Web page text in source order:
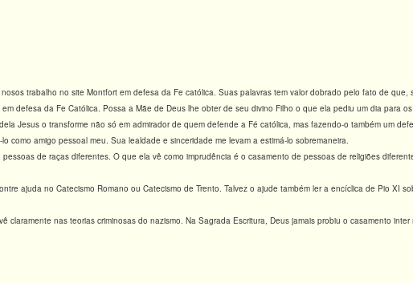
trabalho no site Montfort em defesa da Fe católica. Suas palavras tem valor dobrado pelo fato de que,
defesa da Fe Católica. Possa a Mãe de Deus lhe obter de seu divino Filho o que ela pediu um dia para
Jesus o transforme não só em admirador de quem defende a Fé católica, mas fazendo-o também um
como amigo pessoal meu. Sua lealdade e sinceridade me levam a estimá-lo sobremaneira.
de raças diferentes. O que ela vê como imprudência é o casamento de pessoas de religiões
ajuda no Catecismo Romano ou Catecismo de Trento. Talvez o ajude também ler a encíclica de Pio XI
claramente nas teorias criminosas do nazismo. Na Sagrada Escritura, Deus jamais probiu o casamento